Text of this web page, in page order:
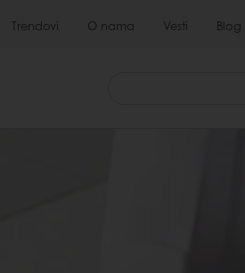
Trendovi O nama Vesti Blog